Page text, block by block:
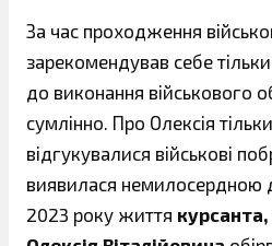
За час проходження
зарекомендував себе
до виконання військового
сумлінно. Про Олексія
відгукувалися військові
виявилася немилосердною
2023 року життя